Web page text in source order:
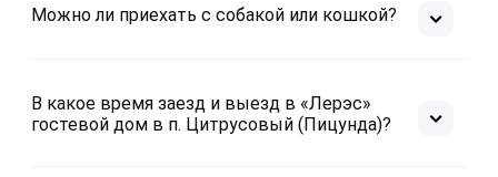
Можно ли приехать с собакой или кошкой?
В какое время заезд и выезд в «Лерэс»
гостевой дом в п. Цитрусовый (Пицунда)?